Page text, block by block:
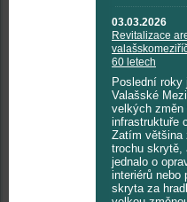
03.03.2026
Revitalizace
60 letech
Poslední roky
Valašské
velkých
infrastruktuře
Zatím většina
trochu skrytě,
jednalo o
interiérů nebo
skryta za